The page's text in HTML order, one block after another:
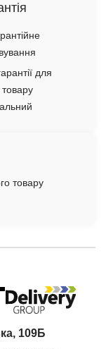
для
товару
109Б